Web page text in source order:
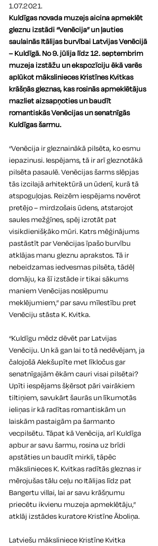
1.07.2021.
Kuldīgas novada muzejs aicina apmeklēt
gleznu izstādi “Venēcija” un ļauties
saulainās Itālijas burvībai Latvijas Venēcijā
– Kuldīgā. No 9. jūlija līdz 12. septembrim
muzeja izstāžu un ekspozīciju ēkā varēs
aplūkot mākslinieces Kristīnes Kvitkas
krāšņās gleznas, kas rosinās apmeklētājus
mazliet aizsapņoties un baudīt
romantiskās Venēcijas un senatnīgās
Kuldīgas šarmu.
“Venēcija ir gleznainākā pilsēta, ko esmu
iepazinusi. Iespējams, tā ir arī gleznotākā
pilsēta pasaulē. Venēcijas šarms slēpjas
tās izcilajā arhitektūrā un ūdenī, kurā tā
atspoguļojas. Reizēm iespējams novērot
pretējo – mirdzošais ūdens, atstarojot
saules mežģīnes, spēj izrotāt pat
visikdienišķāko mūri. Katrs mēģinājums
pastāstīt par Venēcijas īpašo burvību
atklājas manu gleznu aprakstos. Tā ir
nebeidzamas iedvesmas pilsēta, tādēļ
domāju, ka šī izstāde ir tikai sākums
maniem Venēcijas noslēpumu
meklējumiem,” par savu mīlestību pret
Venēciju stāsta K. Kvitka.
“Kuldīgu mēdz dēvēt par Latvijas
Venēciju. Un kā gan lai to tā nedēvējam, ja
čalojošā Alekšupīte met līkločus gar
senatnīgajām ēkām cauri visai pilsētai?
Upīti iespējams šķērsot pāri vairākiem
tiltiņiem, savukārt šaurās un līkumotās
ieliņas ir kā radītas romantiskām un
laiskām pastaigām pa šarmanto
vecpilsētu. Tāpat kā Venēcija, arī Kuldīga
apbur ar savu šarmu, rosina uz brīdi
apstāties un baudīt mirkli, tāpēc
mākslinieces K. Kvitkas radītās gleznas ir
mērojušas tālu ceļu no Itālijas līdz pat
Bangertu villai, lai ar savu krāšņumu
priecētu ikvienu muzeja apmeklētāju,”
atklāj izstādes kuratore Kristīne Āboliņa.
Latviešu māksliniece Kristīne Kvitka